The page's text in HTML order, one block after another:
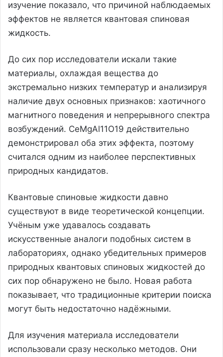
изучение показало, что причиной наблюдаемых
эффектов не является квантовая спиновая
жидкость.
До сих пор исследователи искали такие
материалы, охлаждая вещества до
экстремально низких температур и анализируя
наличие двух основных признаков: хаотичного
магнитного поведения и непрерывного спектра
возбуждений. CeMgAl11O19 действительно
демонстрировал оба этих эффекта, поэтому
считался одним из наиболее перспективных
природных кандидатов.
Квантовые спиновые жидкости давно
существуют в виде теоретической концепции.
Учёным уже удавалось создавать
искусственные аналоги подобных систем в
лабораториях, однако убедительных примеров
природных квантовых спиновых жидкостей до
сих пор обнаружено не было. Новая работа
показывает, что традиционные критерии поиска
могут быть недостаточно надёжными.
Для изучения материала исследователи
использовали сразу несколько методов. Они